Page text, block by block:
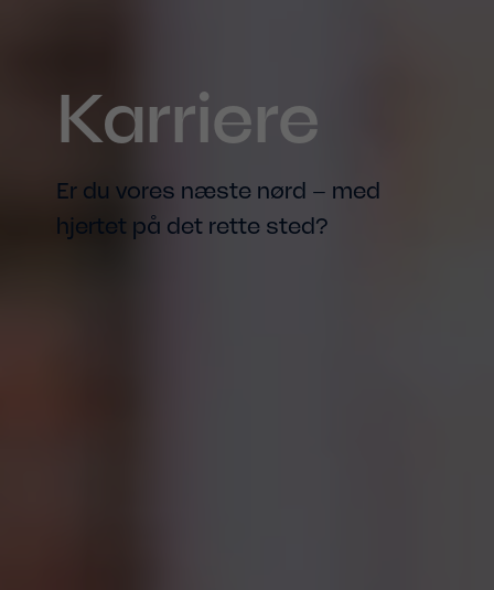
Karriere
Er du vores næste nørd – med
hjertet på det rette sted?